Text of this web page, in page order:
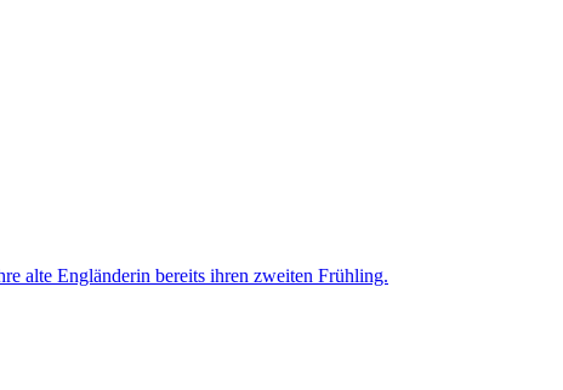
alte Engländerin bereits ihren zweiten Frühling.